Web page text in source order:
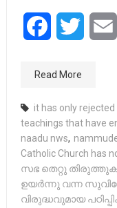
FacebookTwitter
Read More
it has only
teachings that have
naadu nws,
Catholic Church has
സഭ തെറ്റു
ഉയർന്നു വന്ന
വിരുദ്ധവുമായ